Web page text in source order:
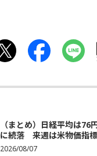
（まとめ）日経平均は76
に続落 来週は米物価指
2026/08/07